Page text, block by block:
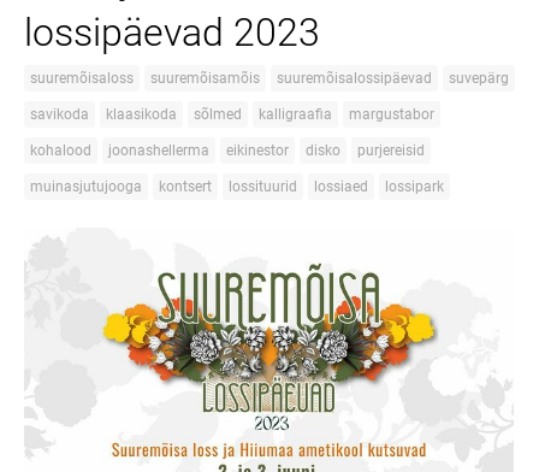
lossipäevad 2023
suuremõisaloss suuremõisamõis suuremõisalossipäevad suvepärg
savikoda klaasikoda sõlmed kalligraafia margustabor
kohalood joonashellerma eikinestor disko purjereisid
muinasjutujooga kontsert lossituurid lossiaed lossipark